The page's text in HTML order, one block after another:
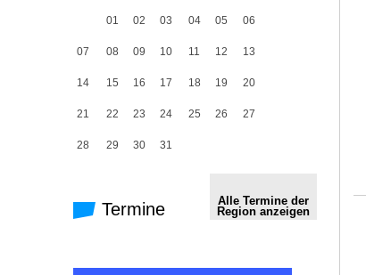
01 02 03 04 05 06
07 08 09 10 11 12 13
14 15 16 17 18 19 20
21 22 23 24 25 26 27
28 29 30 31
Termine
Alle Termine der
Region anzeigen